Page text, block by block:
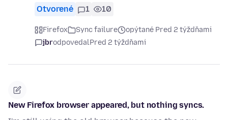
Otvorené 1 10
Firefox Sync failure
opýtané Pred 2 týždňami
jbrodpovedalPred 2 týždňami
New Firefox browser appeared, but nothing syncs.